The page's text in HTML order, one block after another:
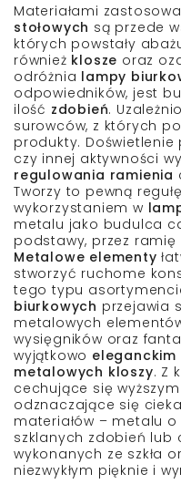
Materiałami
stołowych są przede
których powstały
również klosze oraz
odróżnia lampy
odpowiedników, jest
ilość zdobień.
surowców, z których
produkty. Doświetlenie
czy innej aktywności
regulowania ramienia
Tworzy to pewną
wykorzystaniem w
metalu jako budulca
podstawy, przez ramię
Metalowe elementy
stworzyć ruchome
tego typu
biurkowych przejawia
metalowych
wysięgników oraz
wyjątkowo eleganckim
metalowych kloszy. Z
cechujące się
odznaczające się
materiałów – metalu
szklanych zdobień lub
wykonanych ze szkła
niezwykłym pięknie i